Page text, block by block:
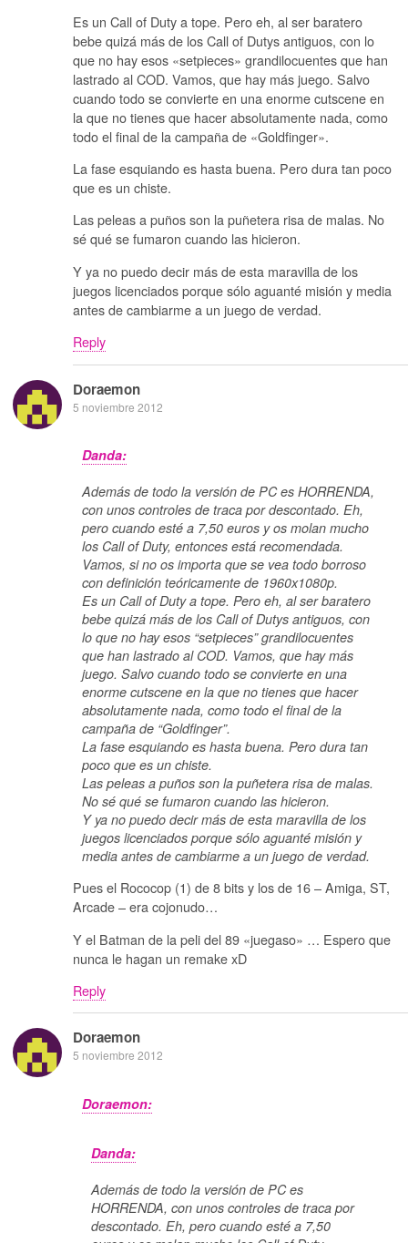
Es un Call of Duty a tope. Pero eh, al ser baratero
bebe quizá más de los Call of Dutys antiguos, con lo
que no hay esos «setpieces» grandilocuentes que han
lastrado al COD. Vamos, que hay más juego. Salvo
cuando todo se convierte en una enorme cutscene en
la que no tienes que hacer absolutamente nada, como
todo el final de la campaña de «Goldfinger».
La fase esquiando es hasta buena. Pero dura tan poco
que es un chiste.
Las peleas a puños son la puñetera risa de malas. No
sé qué se fumaron cuando las hicieron.
Y ya no puedo decir más de esta maravilla de los
juegos licenciados porque sólo aguanté misión y media
antes de cambiarme a un juego de verdad.
Reply
Doraemon
5 noviembre 2012
Danda:
Además de todo la versión de PC es HORRENDA,
con unos controles de traca por descontado. Eh,
pero cuando esté a 7,50 euros y os molan mucho
los Call of Duty, entonces está recomendada.
Vamos, si no os importa que se vea todo borroso
con definición teóricamente de 1960x1080p.
Es un Call of Duty a tope. Pero eh, al ser baratero
bebe quizá más de los Call of Dutys antiguos, con
lo que no hay esos “setpieces” grandilocuentes
que han lastrado al COD. Vamos, que hay más
juego. Salvo cuando todo se convierte en una
enorme cutscene en la que no tienes que hacer
absolutamente nada, como todo el final de la
campaña de “Goldfinger”.
La fase esquiando es hasta buena. Pero dura tan
poco que es un chiste.
Las peleas a puños son la puñetera risa de malas.
No sé qué se fumaron cuando las hicieron.
Y ya no puedo decir más de esta maravilla de los
juegos licenciados porque sólo aguanté misión y
media antes de cambiarme a un juego de verdad.
Pues el Rococop (1) de 8 bits y los de 16 – Amiga, ST,
Arcade – era cojonudo…
Y el Batman de la peli del 89 «juegaso» … Espero que
nunca le hagan un remake xD
Reply
Doraemon
5 noviembre 2012
Doraemon:
Danda:
Además de todo la versión de PC es
HORRENDA, con unos controles de traca por
descontado. Eh, pero cuando esté a 7,50